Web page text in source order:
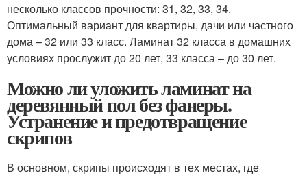
несколько классов прочности: 31, 32, 33, 34.
Оптимальный вариант для квартиры, дачи или частного
дома – 32 или 33 класс. Ламинат 32 класса в домашних
условиях прослужит до 20 лет, 33 класса – до 30 лет.
Можно ли уложить ламинат на
деревянный пол без фанеры.
Устранение и предотвращение
скрипов
В основном, скрипы происходят в тех местах, где